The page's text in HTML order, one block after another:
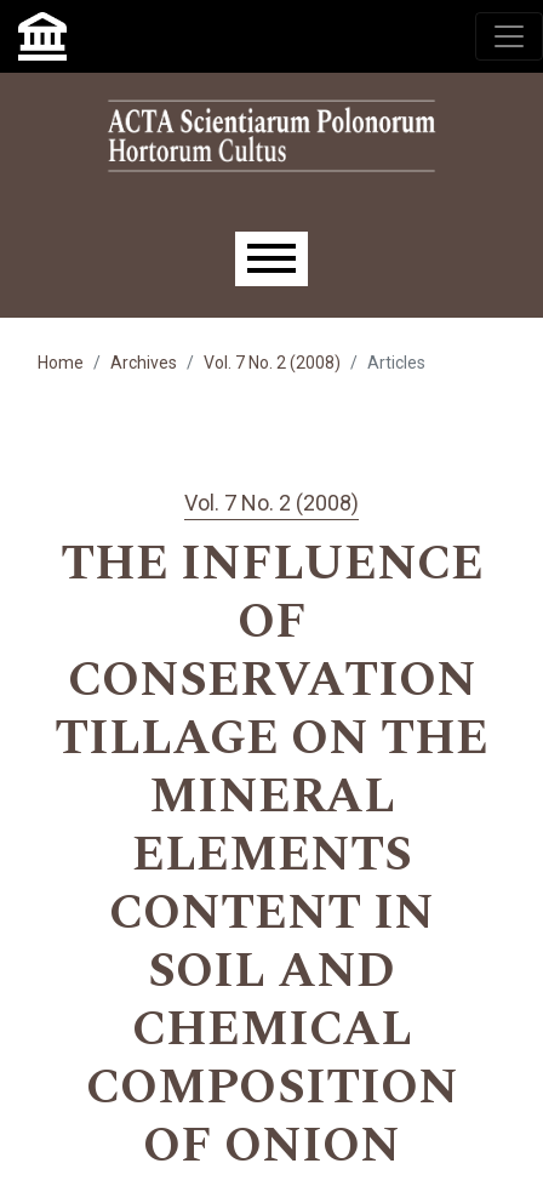
Skip to main navigation menu
Skip to main content
Skip to site footer
Main menu
Home Archives Vol. 7 No. 2 (2008) Articles
Vol. 7 No. 2 (2008)
THE INFLUENCE
OF
CONSERVATION
TILLAGE ON THE
MINERAL
ELEMENTS
CONTENT IN
SOIL AND
CHEMICAL
COMPOSITION
OF ONION